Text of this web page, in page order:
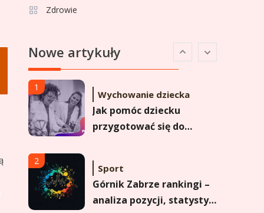
Zdrowie
Nowe artykuły
6
Analiza pozycji w
Ekstraklasie i historyczne
dane
1
Wychowanie dziecka
Jak pomóc dziecku
przygotować się do
to dobre rozwiązanie dla
maturzysty?
2
Sport
Górnik Zabrze rankingi –
analiza pozycji, statystyk